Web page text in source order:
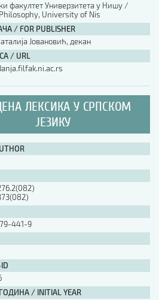
факултет Универзитета у Нишу /
University of Nis
/ FOR PUBLISHER
Јовановић, декан
/ URL
ЛЕКСИКА У СРПСКОМ
ЈЕЗИКУ
441-9
/ INITIAL YEAR